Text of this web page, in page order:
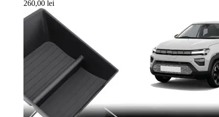
260,00 lei